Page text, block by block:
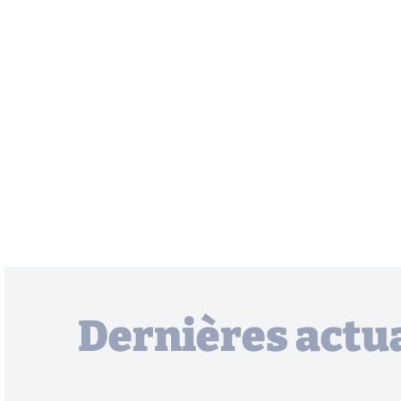
Dernières